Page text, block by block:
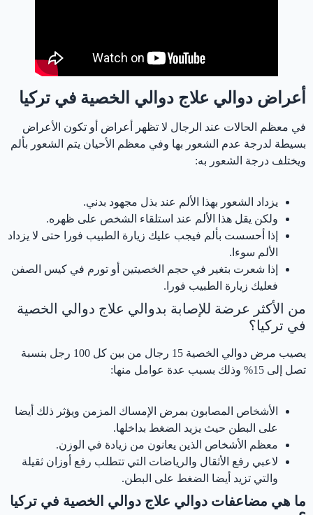
أعراض دوالي علاج دوالي الخصية في تركيا
في معظم الحالات عند الرجال لا تظهر أعراض أو تكون الأعراض
بسيطة لدرجة عدم الشعور بها وفي معظم الأحيان يتم الشعور بألم
ويختلف درجة الشعور به:
يزداد الشعور بهذا الألم عند بذل مجهود بدني.
ولكن يقل هذا الألم عند استلقاء الشخص على ظهره.
إذا أحسست بألم فيجب عليك زيارة الطبيب فورا حتى لا يزداد
الألم سوءا.
إذا شعرت بتغير في حجم الخصيتين أو تورم في كيس الصفن
فعليك زيارة الطبيب فورا.
من الأكثر عرضة للإصابة بدوالي علاج دوالي الخصية
في تركيا؟
يصيب مرض دوالي الخصية 15 رجال من بين كل 100 رجل بنسبة
تصل إلى 15% وذلك بسبب عدة عوامل منها:
الأشخاص المصابون بمرض الإمساك المزمن ويؤثر ذلك أيضا
على البطن حيث يزيد الضغط بداخلها.
معظم الأشخاص الذين يعانون من زيادة في الوزن.
لاعبي رفع الأثقال والرياضات التي تتطلب رفع أوزان ثقيلة
والتي تزيد أيضا الضغط على البطن.
ما هي مضاعفات دوالي علاج دوالي الخصية في تركيا